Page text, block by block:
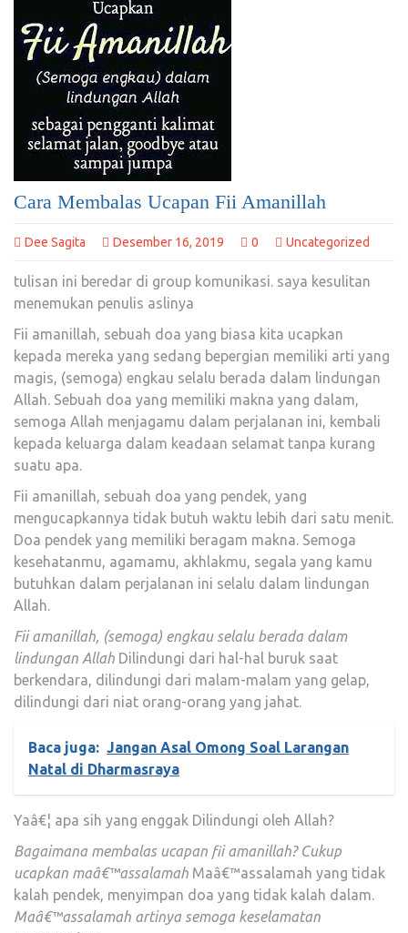
Cara Membalas Ucapan Fii Amanillah
Dee Sagita Desember 16, 2019 0 Uncategorized
tulisan ini beredar di group komunikasi. saya kesulitan
menemukan penulis aslinya
Fii amanillah, sebuah doa yang biasa kita ucapkan
kepada mereka yang sedang bepergian memiliki arti yang
magis, (semoga) engkau selalu berada dalam lindungan
Allah. Sebuah doa yang memiliki makna yang dalam,
semoga Allah menjagamu dalam perjalanan ini, kembali
kepada keluarga dalam keadaan selamat tanpa kurang
suatu apa.
Fii amanillah, sebuah doa yang pendek, yang
mengucapkannya tidak butuh waktu lebih dari satu menit.
Doa pendek yang memiliki beragam makna. Semoga
kesehatanmu, agamamu, akhlakmu, segala yang kamu
butuhkan dalam perjalanan ini selalu dalam lindungan
Allah.
Fii amanillah, (semoga) engkau selalu berada dalam
lindungan Allah Dilindungi dari hal-hal buruk saat
berkendara, dilindungi dari malam-malam yang gelap,
dilindungi dari niat orang-orang yang jahat.
Baca juga: Jangan Asal Omong Soal Larangan
Natal di Dharmasraya
Yaâ€¦ apa sih yang enggak Dilindungi oleh Allah?
Bagaimana membalas ucapan fii amanillah? Cukup
ucapkan maâ€™assalamah Maâ€™assalamah yang tidak
kalah pendek, menyimpan doa yang tidak kalah dalam.
Maâ€™assalamah artinya semoga keselamatan